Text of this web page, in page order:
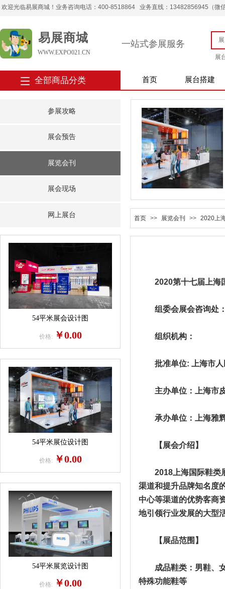
欢迎光临易展商城！业务咨询电话：400-8518864 业务直线：13482856945（微
WWW.EXPO021.CN
易展商城 一站式参展服务
展
首页 展台搭建
全部商品分类
参展攻略
展会预告
展览会刊
展会现场
网上展台 首页 >> 展览会刊 >> 2020上
54平米展会设计图
价格: ￥0.00
54平米展位设计图
价格: ￥0.00
54平米展览设计图
价格: ￥0.00
2020第十七届上海国
组委会展会咨询处：
组织机构：
批准单位: 上海市人
主办单位：上海市
承办单位：上海雅
【展会介绍】
2018上海国际鞋类展
渠道和提升品牌知名度
中心等渠道的优势客商
地引领行业发展的大型
【展品范围】
成品鞋类：男鞋、女
特殊功能鞋等